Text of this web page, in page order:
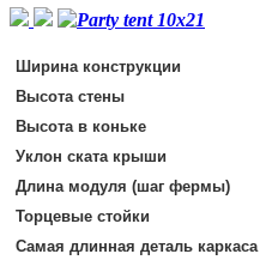
Ширина конструкции
Высота стены
Высота в коньке
Уклон ската крыши
Длина модуля (шаг фермы)
Торцевые стойки
Самая длинная деталь каркаса